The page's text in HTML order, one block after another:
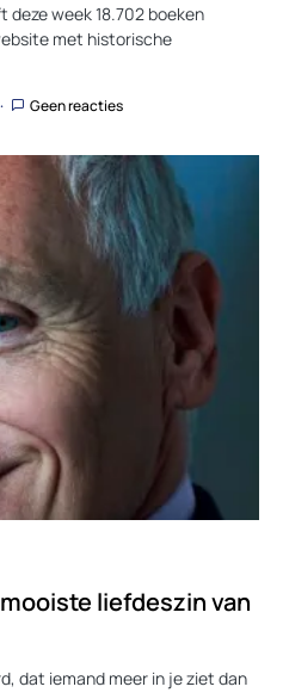
deze week 18.702 boeken
met historische
Geen reacties
liefdeszin van
dat iemand meer in je ziet dan